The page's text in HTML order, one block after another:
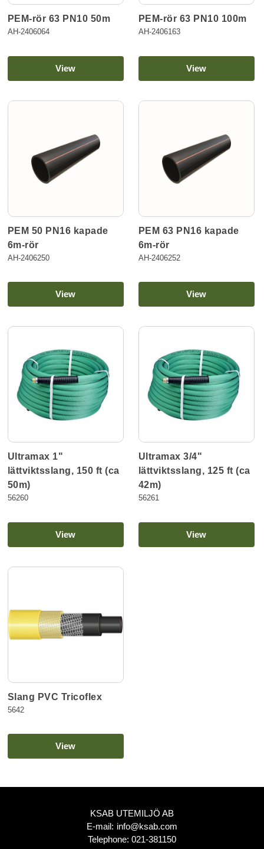
PEM-rör 63 PN10 50m
AH-2406064
View
PEM-rör 63 PN10 100m
AH-2406163
View
PEM 50 PN16 kapade
6m-rör
AH-2406250
View
PEM 63 PN16 kapade
6m-rör
AH-2406252
View
Ultramax 1"
lättviktsslang, 150 ft (ca
50m)
56260
View
Ultramax 3/4"
lättviktsslang, 125 ft (ca
42m)
56261
View
Slang PVC Tricoflex
5642
View
KSAB UTEMILJÖ AB
E-mail: info@ksab.com
Telephone: 021-381150